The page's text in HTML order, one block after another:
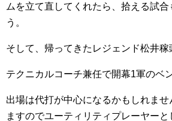
ムを立て直してくれたら、拾える試合
う。
そして、帰ってきたレジェンド松井稼
テクニカルコーチ兼任で開幕1軍のベ
出場は代打が中心になるかもしれま
ますのでユーティリティプレーヤー